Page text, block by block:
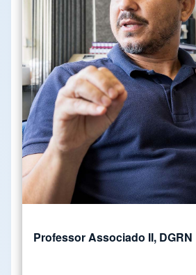
Professor Associado II, DGRN